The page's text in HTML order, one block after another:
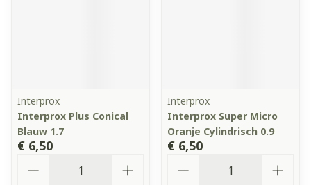
Interprox
Interprox Plus Conical
Blauw 1.7
€ 6,50
Interprox
Interprox Super Micro
Oranje Cylindrisch 0.9
€ 6,50